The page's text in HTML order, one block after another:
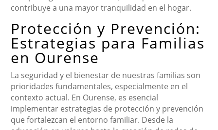
contribuye a una mayor tranquilidad en el hogar.
Protección y Prevención:
Estrategias para Familias
en Ourense
La seguridad y el bienestar de nuestras familias son
prioridades fundamentales, especialmente en el
contexto actual. En Ourense, es esencial
implementar estrategias de protección y prevención
que fortalezcan el entorno familiar. Desde la